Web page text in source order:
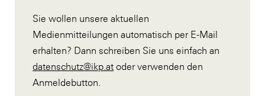
Sie wollen unsere aktuellen
Medienmitteilungen automatisch per E-Mail
erhalten? Dann schreiben Sie uns einfach an
datenschutz@ikp.at oder verwenden den
Anmeldebutton.